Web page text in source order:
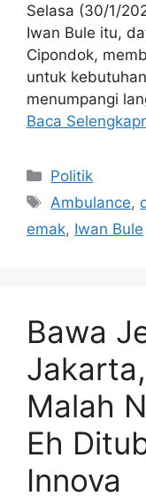
Selasa (30/1/
Iwan Bule itu,
Cipondok,
untuk
menumpangi
Baca
Kategori
Politik
Tag
Ambulance,
emak, Iwan Bule
Bawa
Malah
Eh
Innova